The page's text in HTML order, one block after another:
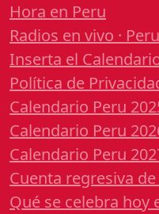
Hora en Peru
Radios en vivo · Peru
Inserta el
Política de
Calendario Peru
Calendario Peru
Calendario Peru
Cuenta regresiva
Qué se celebra hoy